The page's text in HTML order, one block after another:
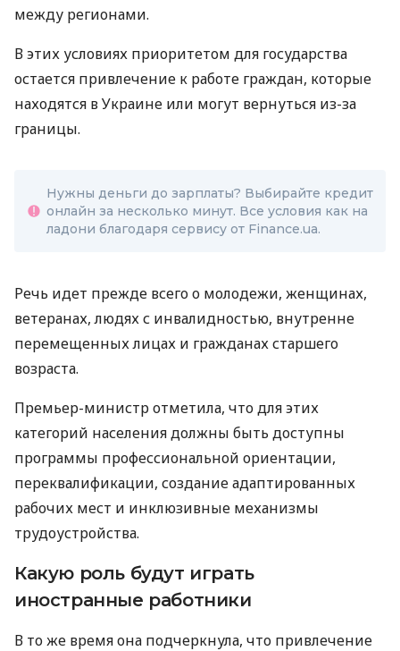
между регионами.
В этих условиях приоритетом для государства
остается привлечение к работе граждан, которые
находятся в Украине или могут вернуться из-за
границы.
Нужны деньги до зарплаты? Выбирайте кредит
онлайн за несколько минут. Все условия как на
ладони благодаря сервису от Finance.ua.
Речь идет прежде всего о молодежи, женщинах,
ветеранах, людях с инвалидностью, внутренне
перемещенных лицах и гражданах старшего
возраста.
Премьер-министр отметила, что для этих
категорий населения должны быть доступны
программы профессиональной ориентации,
переквалификации, создание адаптированных
рабочих мест и инклюзивные механизмы
трудоустройства.
Какую роль будут играть
иностранные работники
В то же время она подчеркнула, что привлечение